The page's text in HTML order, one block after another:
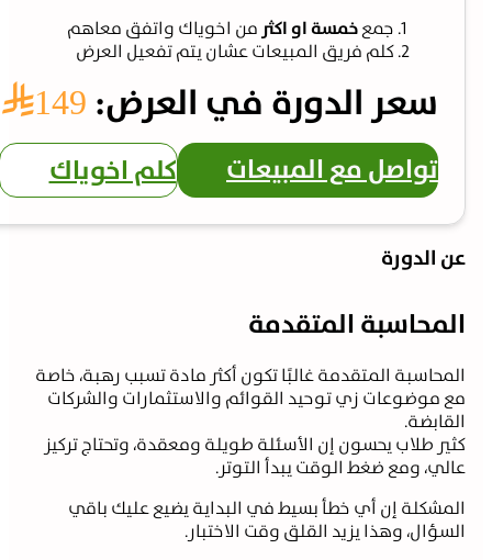
جمعخمسة او اكثرمن اخوياك واتفق معاهم
كلم فريق المبيعات عشان يتم تفعيل العرض
سعر الدورة في العرض:149⃁
تواصل مع المبيعات كلم اخوياك
الدورة
المتقدمة
المتقدمة غالبًا تكون أكثر مادة تسبب رهبة، خاصة
موضوعات زي توحيد القوائم والاستثمارات والشركات
طلاب يحسون إن الأسئلة طويلة ومعقدة، وتحتاج تركيز
ومع ضغط الوقت يبدأ التوتر.
إن أي خطأ بسيط في البداية يضيع عليك باقي
وهذا يزيد القلق وقت الاختبار.